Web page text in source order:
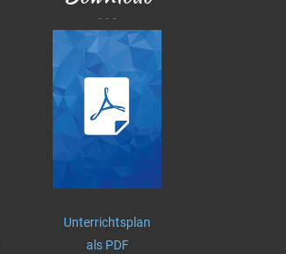
- - -
Unterrichtsplan
als PDF